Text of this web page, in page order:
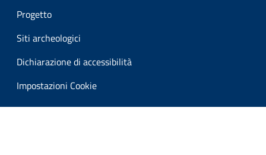
Progetto
Siti archeologici
Dichiarazione di accessibilità
Impostazioni Cookie